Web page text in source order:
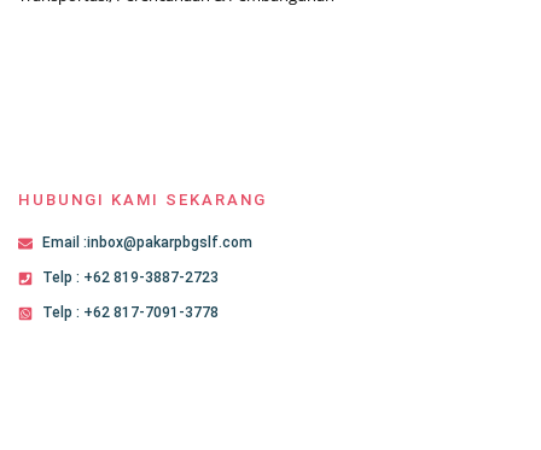
HUBUNGI KAMI SEKARANG
Email :inbox@pakarpbgslf.com
Telp : +62 819-3887-2723
Telp : +62 817-7091-3778